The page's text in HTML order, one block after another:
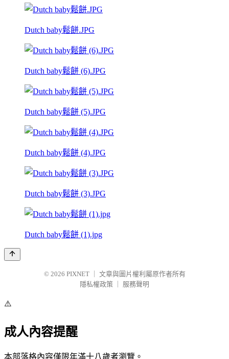
Dutch baby鬆餅.JPG
Dutch baby鬆餅 (6).JPG
Dutch baby鬆餅 (5).JPG
Dutch baby鬆餅 (4).JPG
Dutch baby鬆餅 (3).JPG
Dutch baby鬆餅 (1).jpg
© 2026 PIXNET
文章與圖片權利屬原作者所有
隱私權政策
服務聲明
⚠️
成人內容提醒
本部落格內容僅限年滿十八歲者瀏覽。